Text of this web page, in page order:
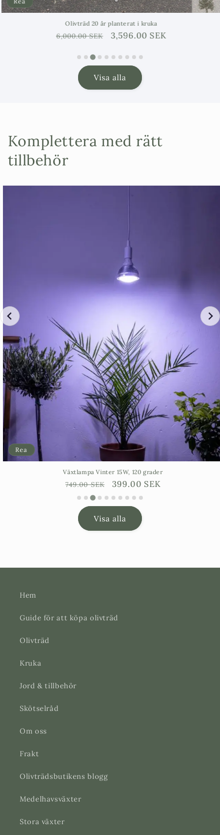
Olivträd 20 år planterat i kruka
Ordinarie
6,000.00 SEK Försäljningspris
3,596.00 SEK
Visa alla
Komplettera med rätt
tillbehör
Rea
Växtlampa Vinter 15W, 120 grader
Ordinarie
pris
749.00 SEK Försäljningspris
399.00 SEK
Visa alla
Hem
Guide för att köpa olivträd
Olivträd
Kruka
Jord & tillbehör
Skötselråd
Om oss
Frakt
Olivträdsbutikens blogg
Medelhavsväxter
Stora växter